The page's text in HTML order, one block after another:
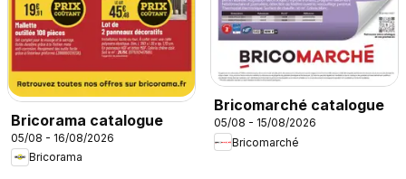
Bricorama catalogue
05/08 - 16/08/2026
Bricorama
Bricomarché catalogue
05/08 - 15/08/2026
Bricomarché